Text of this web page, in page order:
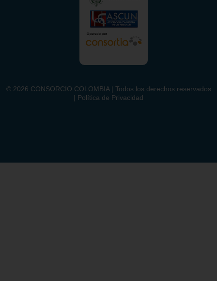
© 2026 CONSORCIO COLOMBIA | Todos los derechos reservados
| Política de Privacidad